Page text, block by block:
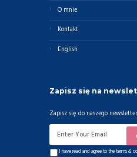
O mnie
Kontakt
English
Zapisz się na
Zapisz się do naszego
I have read and agree to theterms &